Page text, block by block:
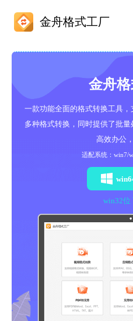
金舟格式工厂
金舟
一款功能全面的格式转换工具
多种格式转换，同时提供了批
高效办公
适配系统：win7/
win32位